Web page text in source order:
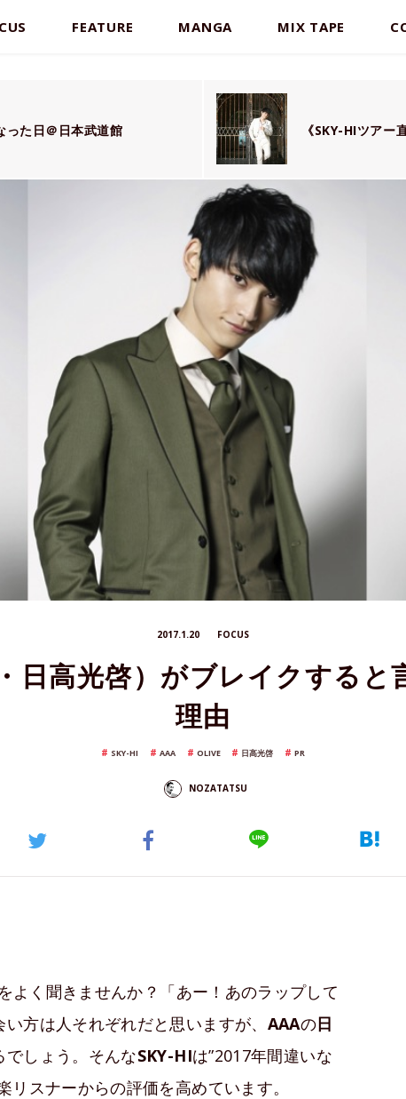
FEATURE MANGA MIX TAPE
った日＠日本武道館 《SKY-HIツア
2017.1.20 FOCUS
日高光啓）がブレイクすると
理由
SKY-HI AAA OLIVE 日高光啓 PR
NOZATATSU
よく聞きませんか？「あー！あのラップして
方は人それぞれだと思いますが、 AAAの日
しょう。そんなSKY-HIは”2017年間違いな
リスナーからの評価を高めています。